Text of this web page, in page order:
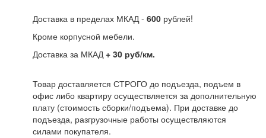
Доставка в пределах МКАД - 600 рублей!
Кроме корпусной мебели.
Доставка за МКАД+ 30 руб/км.
Товар доставляется СТРОГО до подъезда, подъем в
офис либо квартиру осуществляется за дополнительную
плату (стоимость сборки/подъема). При доставке до
подъезда, разгрузочные работы осуществляются
силами покупателя.